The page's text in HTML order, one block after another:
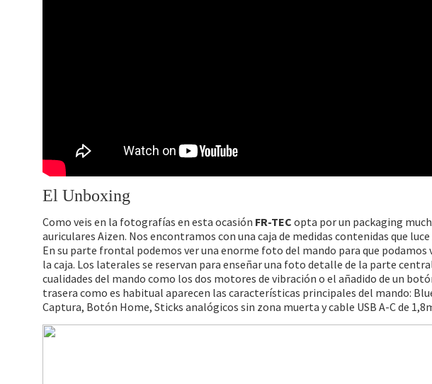
El Unboxing
Como veis en la fotografías en esta ocasión FR-TEC opta por un packaging
auriculares Aizen. Nos encontramos con una caja de medidas contenidas que
En su parte frontal podemos ver una enorme foto del mando para que
la caja. Los laterales se reservan para enseñar una foto detalle de la parte
cualidades del mando como los dos motores de vibración o el añadido de un
trasera como es habitual aparecen las características principales del mando:
Captura, Botón Home, Sticks analógicos sin zona muerta y cable USB A-C de